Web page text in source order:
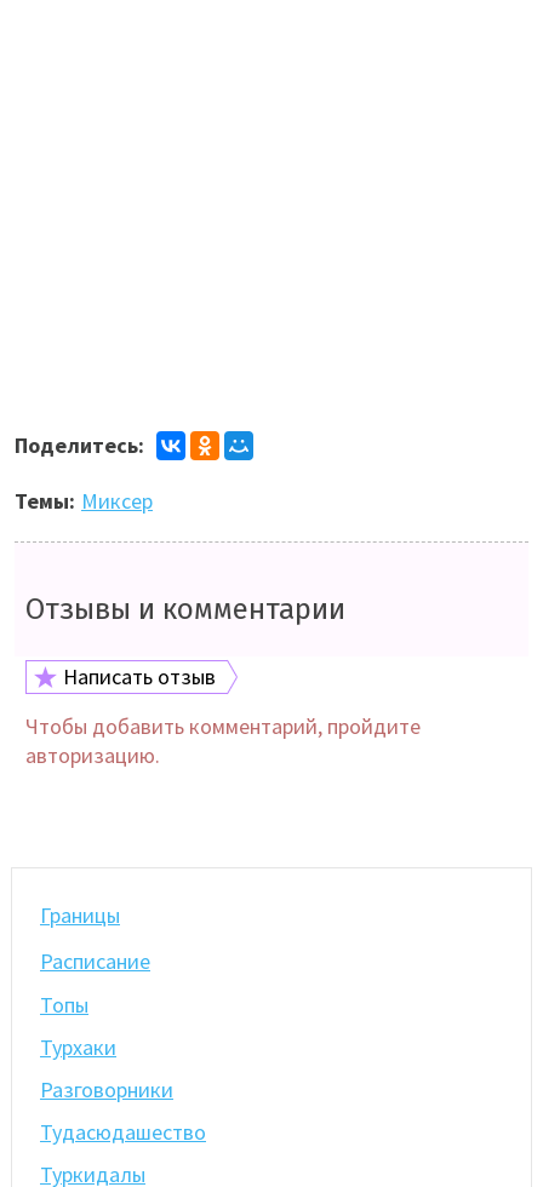
Поделитесь:
Темы: Миксер
Отзывы и комментарии
Написать отзыв
Чтобы добавить комментарий, пройдите
авторизацию.
Границы
Расписание
Топы
Турхаки
Разговорники
Тудасюдашество
Туркидалы